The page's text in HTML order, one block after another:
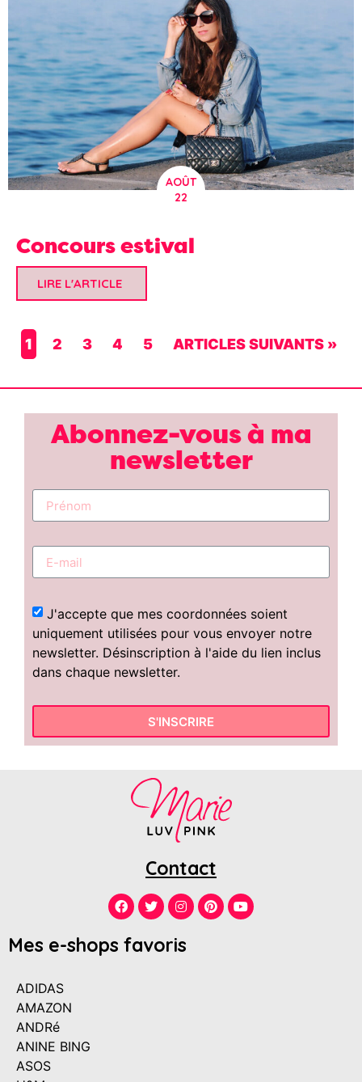
AOÛT
22
Concours estival
LIRE L'ARTICLE
1 2 3 4 5 ARTICLES SUIVANTS »
Abonnez-vous à ma
newsletter
J'accepte que mes coordonnées soient
uniquement utilisées pour vous envoyer notre
newsletter. Désinscription à l'aide du lien inclus
dans chaque newsletter.
S'INSCRIRE
Contact
Mes e-shops favoris
ADIDAS
AMAZON
ANDRé
ANINE BING
ASOS